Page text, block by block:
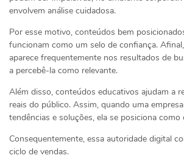
envolvem análise cuidadosa.
Por esse motivo, conteúdos bem
funcionam como um selo de confiança.
aparece frequentemente nos resultados de
a percebê-la como relevante.
Além disso, conteúdos educativos ajudam a
reais do público. Assim, quando uma
tendências e soluções, ela se posiciona como
Consequentemente, essa autoridade digital
ciclo de vendas.